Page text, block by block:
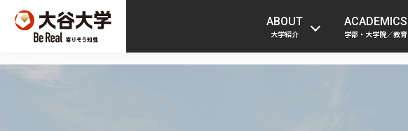
ABOUT
大学紹介
ACADEMICS
学部・大学院／教育